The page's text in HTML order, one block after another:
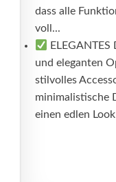
dass alle
voll...
und eleganten
stilvolles
minimalistische
einen edlen